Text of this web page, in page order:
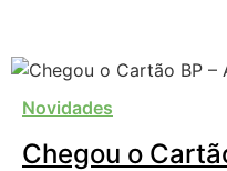
Novidades
Chegou o